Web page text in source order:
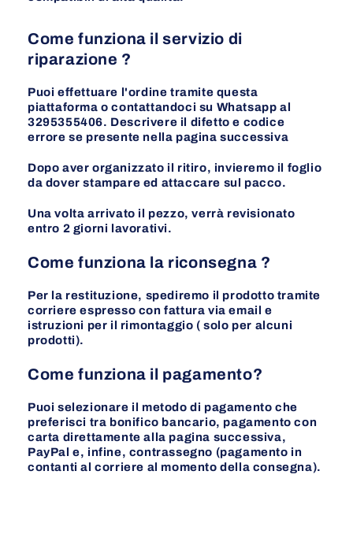
Come funziona il servizio di
riparazione ?
Puoi effettuare l'ordine tramite questa
piattaforma o contattandoci su Whatsapp al
3295355406. Descrivere il difetto e codice
errore se presente nella paginasuccessiva
Dopo aver organizzato il ritiro, invieremo il foglio
da dover stampare ed attaccare sul pacco.
Una volta arrivato il pezzo, verrà revisionato
entro 2 giorni lavorativi.
Come funziona la riconsegna ?
Per la restituzione, spediremo il prodotto tramite
corriere espresso con fattura via email e
istruzioni per il rimontaggio ( solo per alcuni
prodotti).
Come funziona il pagamento?
Puoi selezionare il metodo di pagamento che
preferisci tra bonifico bancario, pagamento con
carta direttamente alla pagina successiva,
PayPal e, infine, contrassegno (pagamento in
contanti al corriere al momento della consegna).